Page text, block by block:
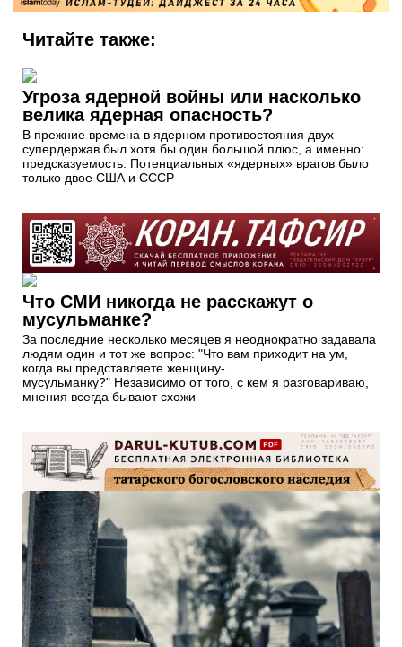
Читайте также:
Угроза ядерной войны или насколько
велика ядерная опасность?
В прежние времена в ядерном противостояния двух
супердержав был хотя бы один большой плюс, а именно:
предсказуемость. Потенциальных «ядерных» врагов было
только двое США и СССР
Что СМИ никогда не расскажут о
мусульманке?
За последние несколько месяцев я неоднократно задавала
людям один и тот же вопрос: "Что вам приходит на ум,
когда вы представляете женщину-
мусульманку?" Независимо от того, с кем я разговариваю,
мнения всегда бывают схожи